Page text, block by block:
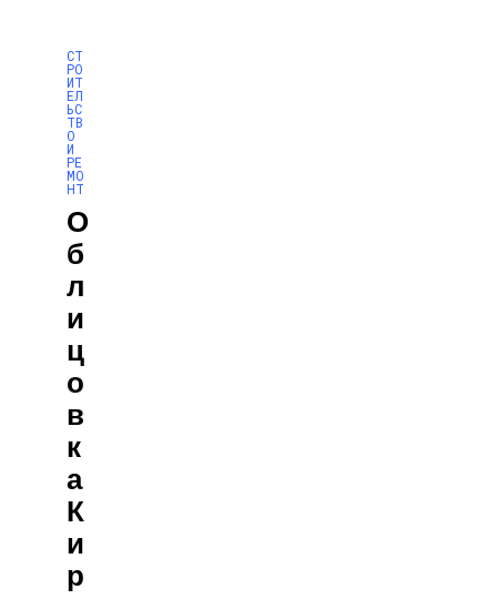
СТ
РО
ИТ
ЕЛ
ЬС
ТВ
О
И
РЕ
МО
НТ
О
Б
Л
И
Ц
О
В
К
А
К
И
Р